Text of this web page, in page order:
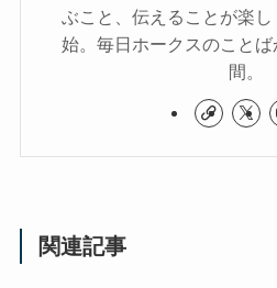
ぶこと、伝えることが楽
始。毎日ホークスのことば
間。
関連記事